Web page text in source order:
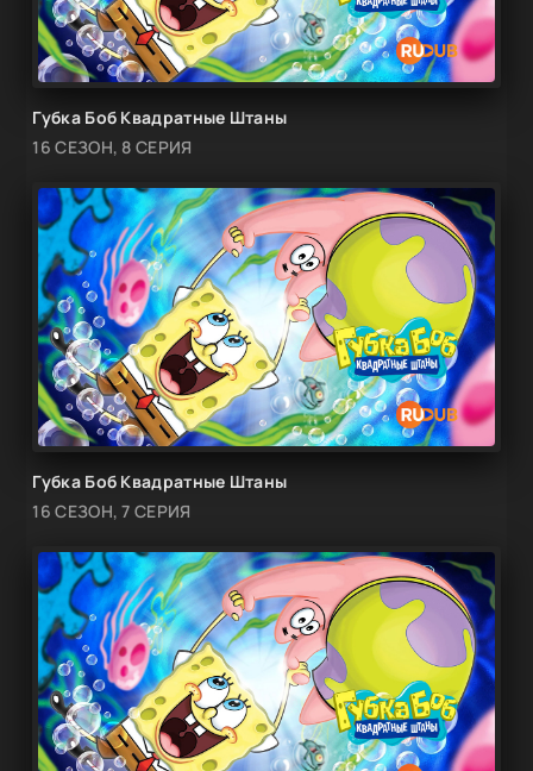
Губка Боб Квадратные Штаны
16 СЕЗОН, 8 СЕРИЯ
Губка Боб Квадратные Штаны
16 СЕЗОН, 7 СЕРИЯ